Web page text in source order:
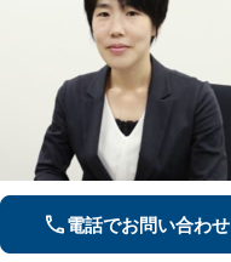
電話でお問い合わせ